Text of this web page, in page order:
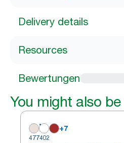
Delivery details
Resources
Bewertungen
You might also
+7
477402